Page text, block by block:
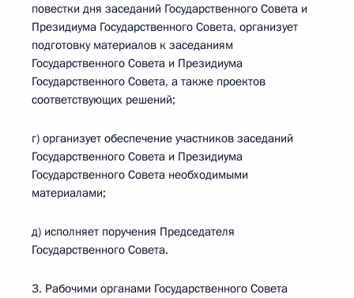
повестки дня заседаний Государственного Совета и
Президиума Государственного Совета, организует
подготовку материалов к заседаниям
Государственного Совета и Президиума
Государственного Совета, а также проектов
соответствующих решений;
г) организует обеспечение участников заседаний
Государственного Совета и Президиума
Государственного Совета необходимыми
материалами;
д) исполняет поручения Председателя
Государственного Совета.
3. Рабочими органами Государственного Совета